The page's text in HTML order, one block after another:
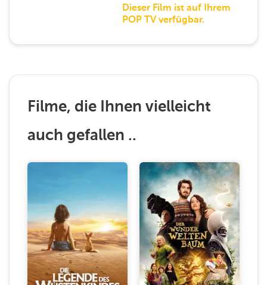
Dieser Film ist auf Ihrem
POP TV verfügbar.
Filme, die Ihnen vielleicht
auch gefallen ..